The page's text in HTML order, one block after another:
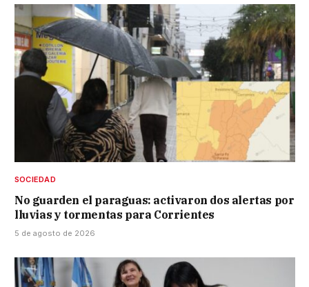
SOCIEDAD
No guarden el paraguas: activaron dos alertas por
lluvias y tormentas para Corrientes
5 de agosto de 2026